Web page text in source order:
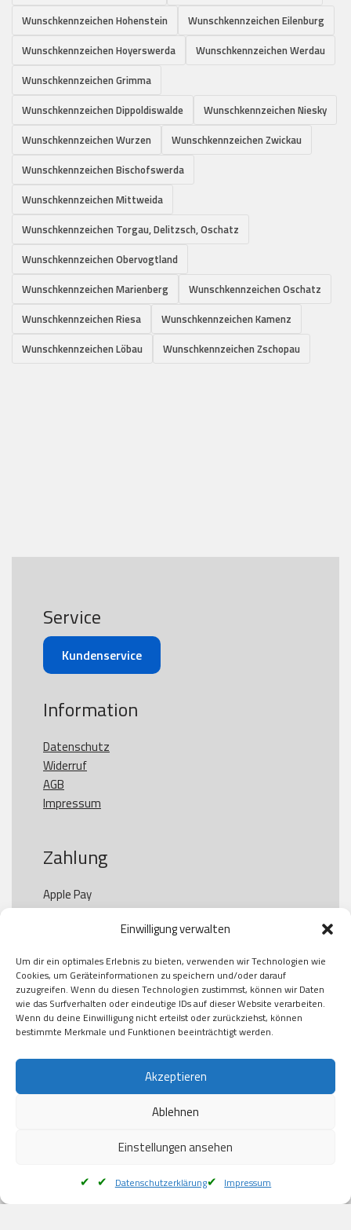
Einwilligung verwalten
Um dir ein optimales Erlebnis zu bieten, verwenden wir Technologien wie
Cookies, um Geräteinformationen zu speichern und/oder darauf
zuzugreifen. Wenn du diesen Technologien zustimmst, können wir Daten
wie das Surfverhalten oder eindeutige IDs auf dieser Website verarbeiten.
Wenn du deine Einwilligung nicht erteilst oder zurückziehst, können
bestimmte Merkmale und Funktionen beeinträchtigt werden.
Akzeptieren
Ablehnen
Einstellungen ansehen
Datenschutzerklärung Impressum
Wunschkennzeichen Hohenstein
Wunschkennzeichen Eilenburg
Wunschkennzeichen Hoyerswerda
Wunschkennzeichen Werdau
Wunschkennzeichen Grimma
Wunschkennzeichen Dippoldiswalde
Wunschkennzeichen Niesky
Wunschkennzeichen Wurzen
Wunschkennzeichen Zwickau
Wunschkennzeichen Bischofswerda
Wunschkennzeichen Mittweida
Wunschkennzeichen Torgau, Delitzsch, Oschatz
Wunschkennzeichen Obervogtland
Wunschkennzeichen Marienberg
Wunschkennzeichen Oschatz
Wunschkennzeichen Riesa
Wunschkennzeichen Kamenz
Wunschkennzeichen Löbau
Wunschkennzeichen Zschopau
Service
Kundenservice
Information
Datenschutz
Widerruf
AGB
Impressum
Zahlung
Apple Pay
Paypal
Kauf auf Rechung
Klarna
American Express